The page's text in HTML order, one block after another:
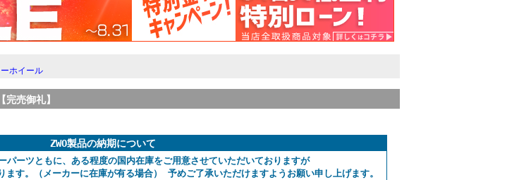
ホイール
完売御礼】
ZWO製品の納期について
パーツともに、ある程度の国内在庫をご用意させていただいておりますが
す。（メーカーに在庫が有る場合） 予めご了承いただけますようお願い申し上げます。